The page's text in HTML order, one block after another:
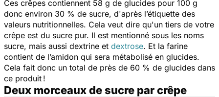
Ces crêpes contiennent 58 g de glucides pour 100 g
donc environ 30 % de sucre, d'après l’étiquette des
valeurs nutritionnelles. Cela veut dire qu'un tiers de votre
crêpe est du sucre pur. Il est mentionné sous les noms
sucre, mais aussi dextrine et dextrose. Et la farine
contient de l’amidon qui sera métabolisé en glucides.
Cela fait donc un total de près de 60 % de glucides dans
ce produit !
Deux morceaux de sucre par crêpe